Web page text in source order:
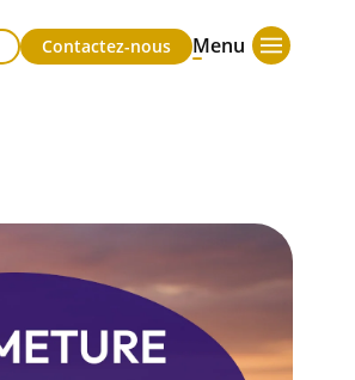
Contactez-nous Menu